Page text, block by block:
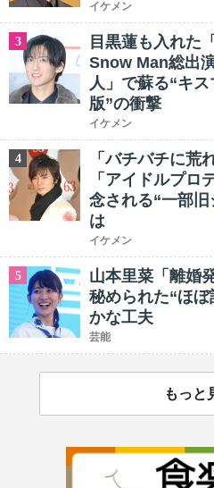
イケメン
3
目黒蓮も入れた
Snow Man総出
人」で蘇る“キ
版”の衝撃
イケメン
4
「バチバチに
「アイドルプロ
念される“一部
は
イケメン
5
山本里菜「離婚
秘められた“ほ
かな工夫
芸能
もっと